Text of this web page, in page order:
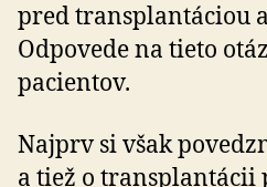
pred transplantáciou
Odpovede na tieto
pacientov.
Najprv si však
a tiež o transplantácii